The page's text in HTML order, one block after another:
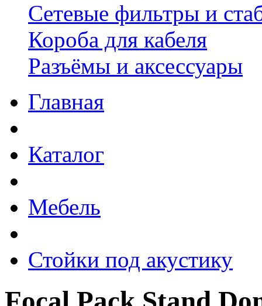
Сетевые фильтры и
Короба для кабеля
Разъёмы и аксессуары
Главная
Каталог
Мебель
Стойки под акустику